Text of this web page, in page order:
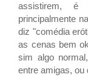
assistirem, é
principalmente
diz "comédia
as cenas bem
sim algo
entre amigas, ou